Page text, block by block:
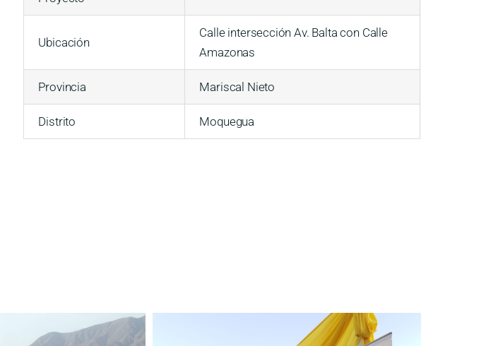
Ubicación
Calle intersección Av. Balta con Calle
Amazonas
Provincia Mariscal Nieto
Distrito Moquegua